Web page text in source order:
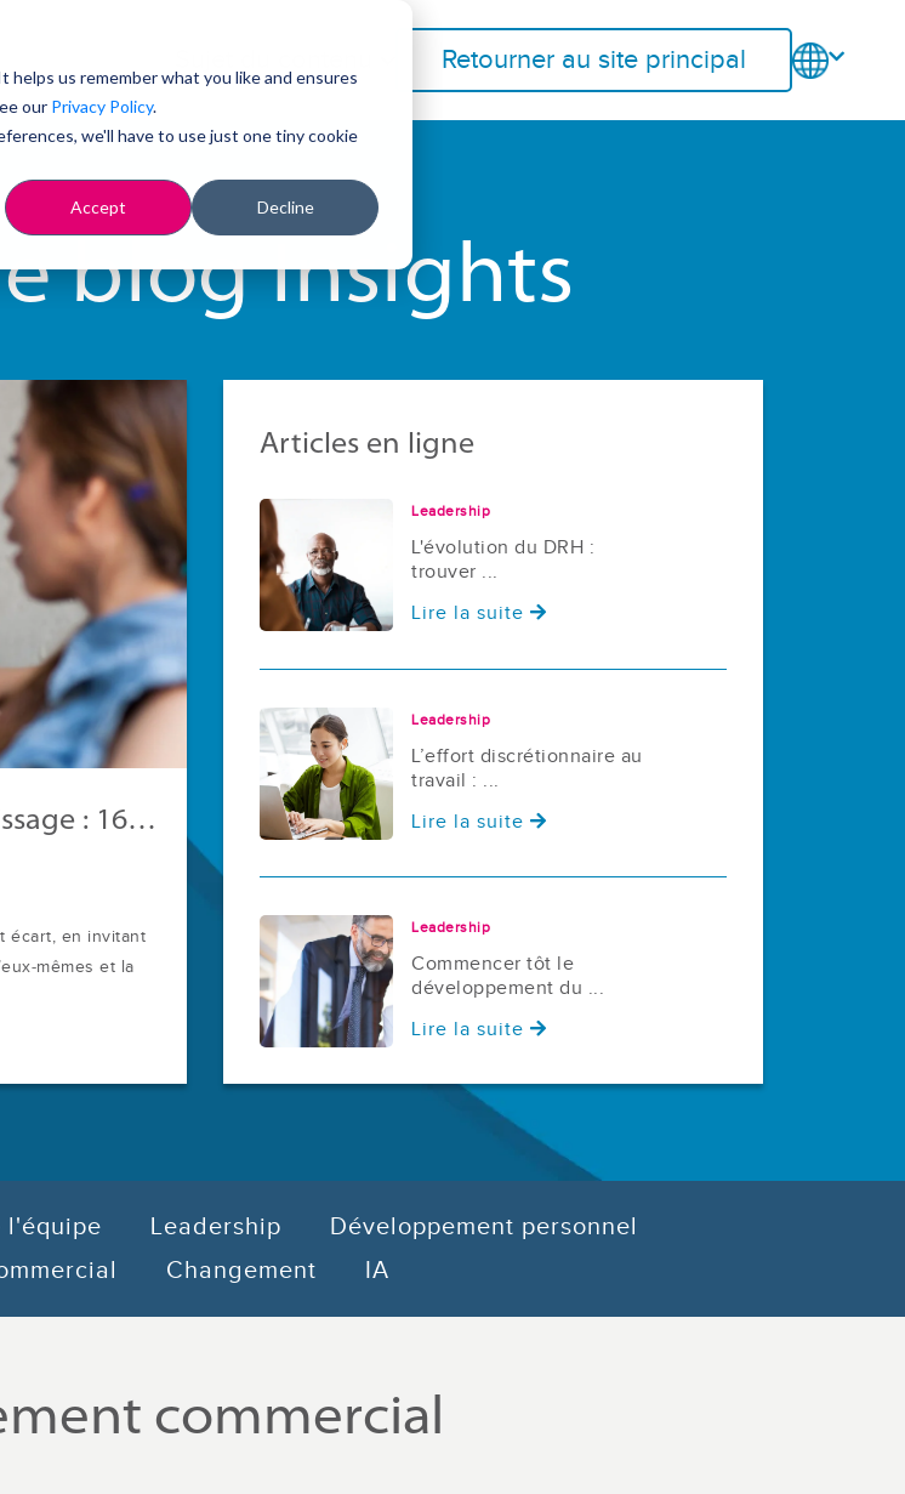
us remember what you like and ensures
our Privacy Policy.
we'll have to use just one tiny cookie
Accept Decline
Retourner au site principal
blog Insights
Formation en développement et apprentissage : 16 chiffres à connaître
écart, en invitant
et la
Articles en ligne
Leadership
L'évolution du DRH :
trouver ...
Lire la suite
Leadership
L’effort discrétionnaire au
travail : ...
Lire la suite
Leadership
Commencer tôt le
développement du ...
Lire la suite
l'équipe Leadership
Développement personnel
Changement IA
commercial